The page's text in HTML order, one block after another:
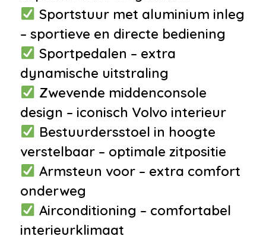
•Lederen stuurwiel
Lederen versnellingspook
•12Volt aansluiting
•Achterbank in delen
neerklapbaar
•Bagage-afdekhoes
•Buitentemperatuurmeter
•Cruise control
•Regensensor
•Stuurbekrachtiging
•Stuur verstelbaar
Veiligheid
Sportstuur met aluminium inleg
– sportieve en directe bediening
Sportpedalen – extra
dynamische uitstraling
Zwevende middenconsole
design – iconisch Volvo interieur
Bestuurdersstoel in hoogte
verstelbaar – optimale zitpositie
Armsteun voor – extra comfort
onderweg
Airconditioning – comfortabel
interieurklimaat